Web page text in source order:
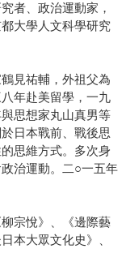
者、政治運動家，
大學人文科學研究
見祐輔，外祖父為
年赴美留學，一九
思想家丸山真男等
日本戰前、戰後思
思維方式。多次身
治運動。二○一五年
宗悅》、《邊際藝
本大眾文化史》、